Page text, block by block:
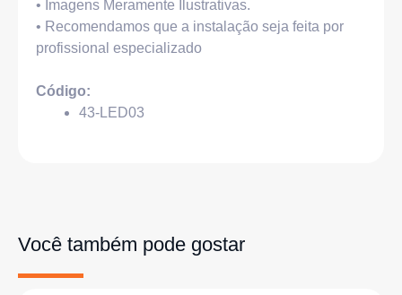
• Imagens Meramente Ilustrativas.
• Recomendamos que a instalação seja feita por
profissional especializado
Código:
43-LED03
Você também pode gostar